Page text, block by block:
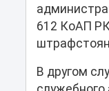
612 КоАП
В другом